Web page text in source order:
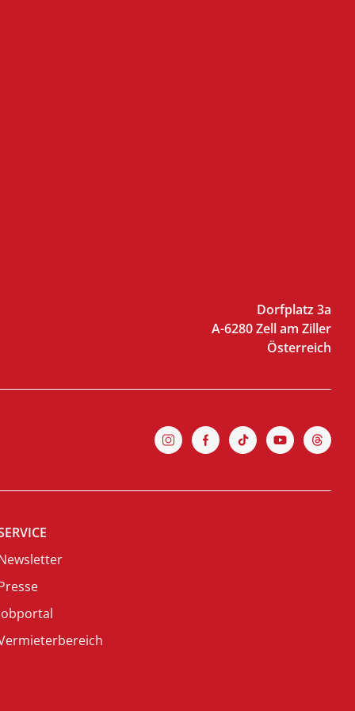
Dorfplatz 3a
A-6280 Zell am Ziller
Österreich